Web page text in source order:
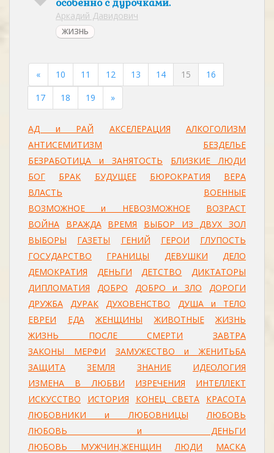
особенно с дурочками.
Аркадий Давидович
ЖИЗНЬ
« 10 11 12 13 14 15
16
17
18 19 »
АД и РАЙ АКСЕЛЕРАЦИЯ
АЛКОГОЛИЗМ
АНТИСЕМИТИЗМ
БЕЗДЕЛЬЕ
БЕЗРАБОТИЦА и ЗАНЯТОСТЬ
БЛИЗКИЕ ЛЮДИ
БОГ
БРАК БУДУЩЕЕ БЮРОКРАТИЯ
ВЕРА
ВЛАСТЬ
ВОЕННЫЕ
ВОЗМОЖНОЕ и НЕВОЗМОЖНОЕ
ВОЗРАСТ
ВОЙНА
ВРАЖДА ВРЕМЯ
ВЫБОР ИЗ ДВУХ ЗОЛ
ВЫБОРЫ
ГАЗЕТЫ ГЕНИЙ ГЕРОИ
ГЛУПОСТЬ
ГОСУДАРСТВО
ГРАНИЦЫ ДЕВУШКИ
ДЕЛО
ДЕМОКРАТИЯ
ДЕНЬГИ ДЕТСТВО
ДИКТАТОРЫ
ДИПЛОМАТИЯ
ДОБРО ДОБРО и ЗЛО
ДОРОГИ
ДРУЖБА
ДУРАК ДУХОВЕНСТВО
ДУША и ТЕЛО
ЕВРЕИ
ЕДА ЖЕНЩИНЫ ЖИВОТНЫЕ
ЖИЗНЬ
ЖИЗНЬ ПОСЛЕ СМЕРТИ
ЗАВТРА
ЗАКОНЫ МЕРФИ
ЗАМУЖЕСТВО и ЖЕНИТЬБА
ЗАЩИТА
ЗЕМЛЯ ЗНАНИЕ
ИДЕОЛОГИЯ
ИЗМЕНА В ЛЮБВИ
ИЗРЕЧЕНИЯ
ИНТЕЛЛЕКТ
ИСКУССТВО
ИСТОРИЯ КОНЕЦ СВЕТА
КРАСОТА
ЛЮБОВНИКИ и ЛЮБОВНИЦЫ
ЛЮБОВЬ
ЛЮБОВЬ и ДЕНЬГИ
ЛЮБОВЬ МУЖЧИН,ЖЕНЩИН
ЛЮДИ
МАСКА